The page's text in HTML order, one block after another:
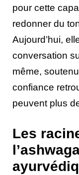
pour cette
redonner du
Aujourd’hui,
conversation
même,
confiance
peuvent plus
Les